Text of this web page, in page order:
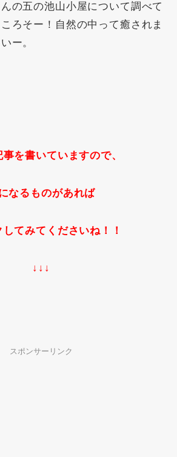
の五の池山小屋について調べて
ろそー！自然の中って癒されま
ー。
を書いていますので、
なるものがあれば
てみてくださいね！！
↓↓↓
スポンサーリンク